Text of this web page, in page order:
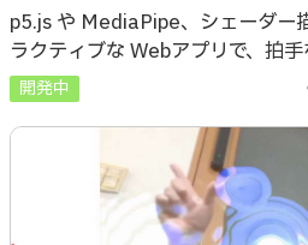
花火を出せる体験型Web
p5.js や MediaPipe、シェーダー
ラクティブな Webアプリで、拍
り、両手の人差し指を近接させる
せたりします
開発中